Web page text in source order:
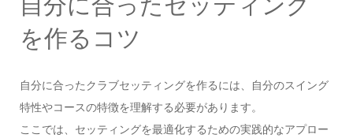
を作るコツ
自分に合ったクラブセッティングを作るには、自分のスイング
特性やコースの特徴を理解する必要があります。
ここでは、セッティングを最適化するための実践的なアプロー